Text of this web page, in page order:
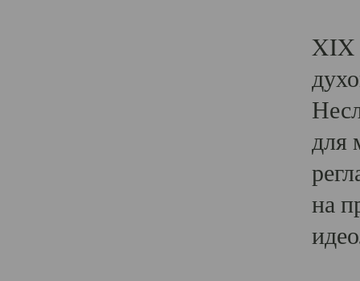
XIX
для
на